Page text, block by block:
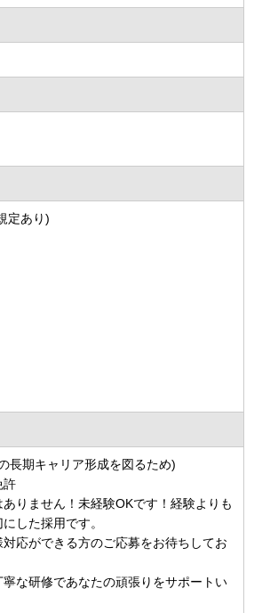
定あり)
長期キャリア形成を図るため)
許
りません！未経験OKです！経験よりも
した採用です。
応ができる方のご応募をお待ちしてお
な研修であなたの頑張りをサポートい